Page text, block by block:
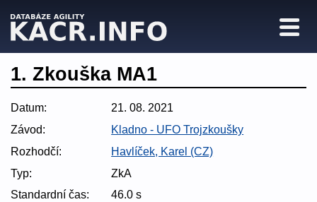
1. Zkouška MA1
Datum:
21. 08. 2021
Závod:
Kladno - UFO Trojzkoušky
Rozhodčí:
Havlíček, Karel (CZ)
Typ:
ZkA
Standardní čas:
46.0 s